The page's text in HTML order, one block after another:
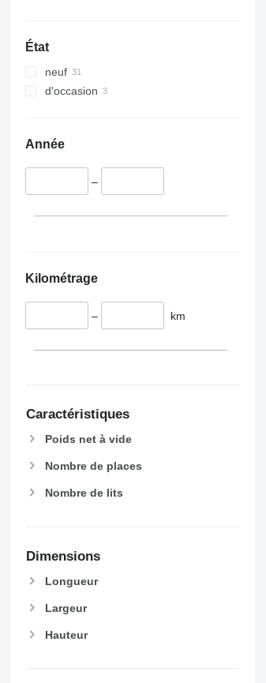
État
neuf
d'occasion
Année
–
Kilométrage
– km
Caractéristiques
Poids net à vide
Nombre de places
Nombre de lits
Dimensions
Longueur
Largeur
Hauteur